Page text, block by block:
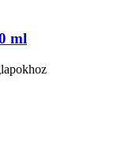
ml